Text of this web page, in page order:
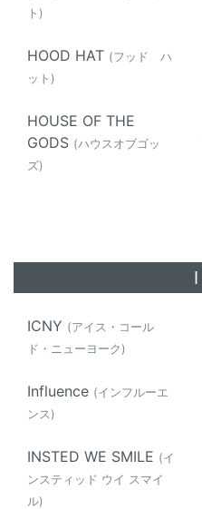
ト)
HOOD HAT (フッド ハ
ット)
HOUSE OF THE
GODS (ハウスオブゴッ
ズ)
I
ICNY (アイス・コール
ド・ニューヨーク)
Influence (インフルーエ
ンス)
INSTED WE SMILE (イ
ンスティッド ウイ スマイ
ル)